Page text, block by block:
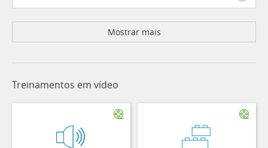
Mostrar mais
Treinamentos em vídeo